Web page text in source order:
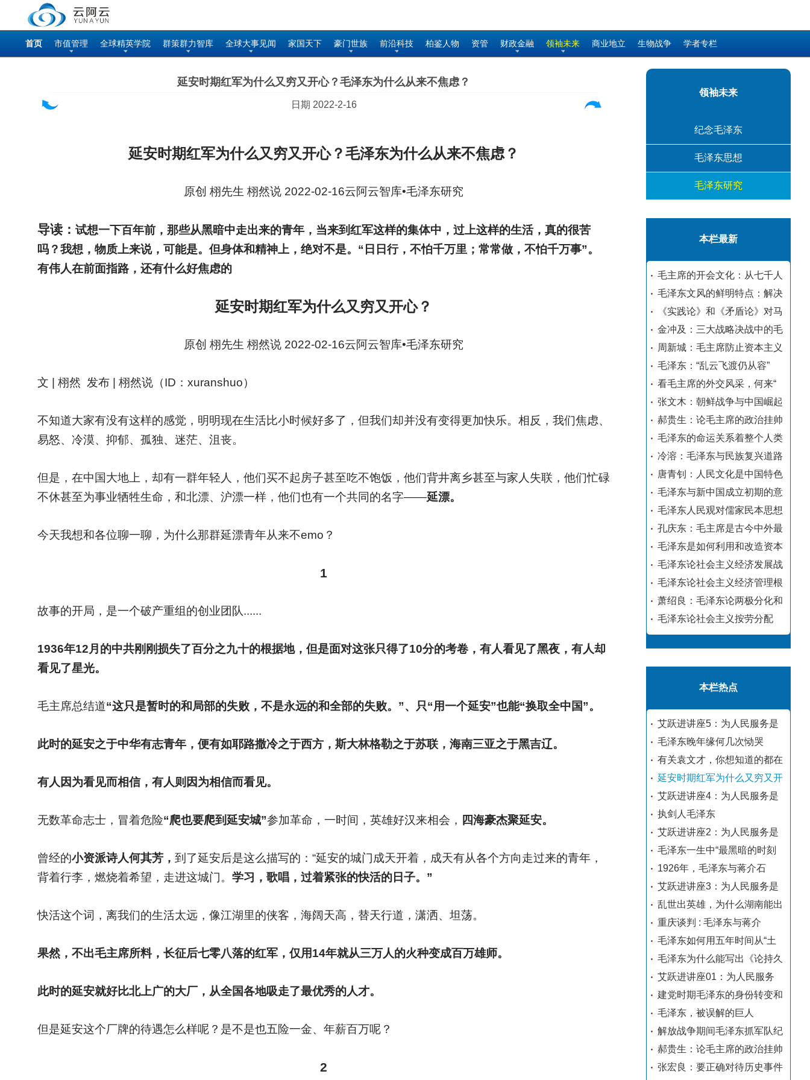
首页 市值管理 全球精英学院 群策群力智库 全球大事见闻 家国天下 豪门世族 前沿科技 柏鉴人物 资管 财政金融 领袖未来 商业地立 生物战争 学者专栏
延安时期红军为什么又穷又开心？毛泽东为什么从来不焦虑？
日期 2022-2-16
延安时期红军为什么又穷又开心？毛泽东为什么从来不焦虑？
原创 栩先生 栩然说 2022-02-16云阿云智库•毛泽东研究
导读： 试想一下百年前，那些从黑暗中走出来的青年，当来到红军这样的集体中，过上这样的生活，真的很苦
吗？我想，物质上来说，可能是。但身体和精神上，绝对不是。“日日行，不怕千万里；常常做，不怕千万事”。
有伟人在前面指路，还有什么好焦虑的
延安时期红军为什么又穷又开心？
原创 栩先生 栩然说 2022-02-16云阿云智库•毛泽东研究
文 | 栩然 发布 | 栩然说（ID：xuranshuo）
不知道大家有没有这样的感觉，明明现在生活比小时候好多了，但我们却并没有变得更加快乐。相反，我们焦虑、
易怒、冷漠、抑郁、孤独、迷茫、沮丧。
但是，在中国大地上，却有一群年轻人，他们买不起房子甚至吃不饱饭，他们背井离乡甚至与家人失联，他们忙碌
不休甚至为事业牺牲生命，和北漂、沪漂一样，他们也有一个共同的名字——延漂。
今天我想和各位聊一聊，为什么那群延漂青年从来不emo？
1
故事的开局，是一个破产重组的创业团队......
1936年12月的中共刚刚损失了百分之九十的根据地，但是面对这张只得了10分的考卷，有人看见了黑夜，有人却
看见了星光。
毛主席总结道“这只是暂时的和局部的失败，不是永远的和全部的失败。”、只“用一个延安”也能“换取全中国”。
此时的延安之于中华有志青年，便有如耶路撒冷之于西方，斯大林格勒之于苏联，海南三亚之于黑吉辽。
有人因为看见而相信，有人则因为相信而看见。
无数革命志士，冒着危险“爬也要爬到延安城”参加革命，一时间，英雄好汉来相会， 四海豪杰聚延安。
曾经的小资派诗人何其芳， 到了延安后是这么描写的：“延安的城门成天开着，成天有从各个方向走过来的青年，
背着行李，燃烧着希望，走进这城门。 学习，歌唱，过着紧张的快活的日子。”
快活这个词，离我们的生活太远，像江湖里的侠客，海阔天高，替天行道，潇洒、坦荡。
果然，不出毛主席所料，长征后七零八落的红军，仅用14年就从三万人的火种变成百万雄师。
此时的延安就好比北上广的大厂，从全国各地吸走了最优秀的人才。
但是延安这个厂牌的待遇怎么样呢？是不是也五险一金、年薪百万呢？
2
领袖未来
纪念毛泽东
毛泽东思想
毛泽东研究
本栏最新
毛主席的开会文化：从七千人
毛泽东文风的鲜明特点：解决
《实践论》和《矛盾论》对马
金冲及：三大战略决战中的毛
周新城：毛主席防止资本主义
毛泽东：“乱云飞渡仍从容”
看毛主席的外交风采，何来“
张文木：朝鲜战争与中国崛起
郝贵生：论毛主席的政治挂帅
毛泽东的命运关系着整个人类
冷溶：毛泽东与民族复兴道路
唐青钊：人民文化是中国特色
毛泽东与新中国成立初期的意
毛泽东人民观对儒家民本思想
孔庆东：毛主席是古今中外最
毛泽东是如何利用和改造资本
毛泽东论社会主义经济发展战
毛泽东论社会主义经济管理根
萧绍良：毛泽东论两极分化和
毛泽东论社会主义按劳分配
本栏热点
艾跃进讲座5：为人民服务是
毛泽东晚年缘何几次恸哭
有关袁文才，你想知道的都在
延安时期红军为什么又穷又开
艾跃进讲座4：为人民服务是
执剑人毛泽东
艾跃进讲座2：为人民服务是
毛泽东一生中“最黑暗的时刻
1926年，毛泽东与蒋介石
艾跃进讲座3：为人民服务是
乱世出英雄，为什么湖南能出
重庆谈判 : 毛泽东与蒋介
毛泽东如何用五年时间从“土
毛泽东为什么能写出《论持久
艾跃进讲座01：为人民服务
建党时期毛泽东的身份转变和
毛泽东，被误解的巨人
解放战争期间毛泽东抓军队纪
郝贵生：论毛主席的政治挂帅
张宏良：要正确对待历史事件